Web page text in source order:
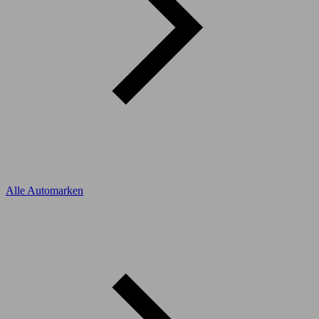
Alle Automarken